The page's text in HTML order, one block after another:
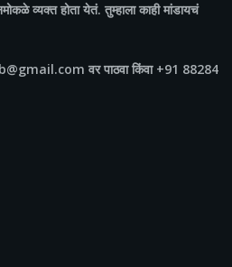
व्यक्त होता येतं. तुम्हाला काही मांडायचं
वर पाठवा किंवा +91 88284